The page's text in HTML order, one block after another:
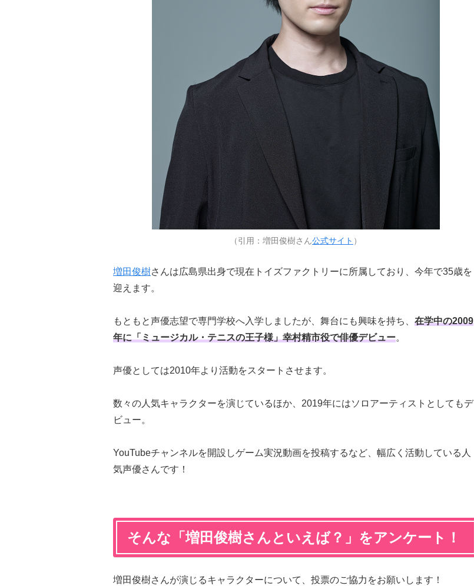
（引用：増田俊樹さん公式サイト ）
増田俊樹さんは広島県出身で現在トイズファクトリーに所属しており、今年で35歳を
迎えます。
もともと声優志望で専門学校へ入学しましたが、舞台にも興味を持ち、 在学中の2009
年に「ミュージカル・テニスの王子様」幸村精市役で俳優デビュー。
声優としては2010年より活動をスタートさせます。
数々の人気キャラクターを演じているほか、2019年にはソロアーティストとしてもデ
ビュー。
YouTubeチャンネルを開設しゲーム実況動画を投稿するなど、幅広く活動している人
気声優さんです！
そんな「増田俊樹さんといえば？」をアンケート！
増田俊樹さんが演じるキャラクターについて、投票のご協力をお願いします！